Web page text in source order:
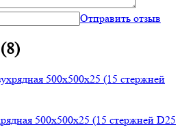
Отправить отзыв
500х500х25 (15 стержней D25